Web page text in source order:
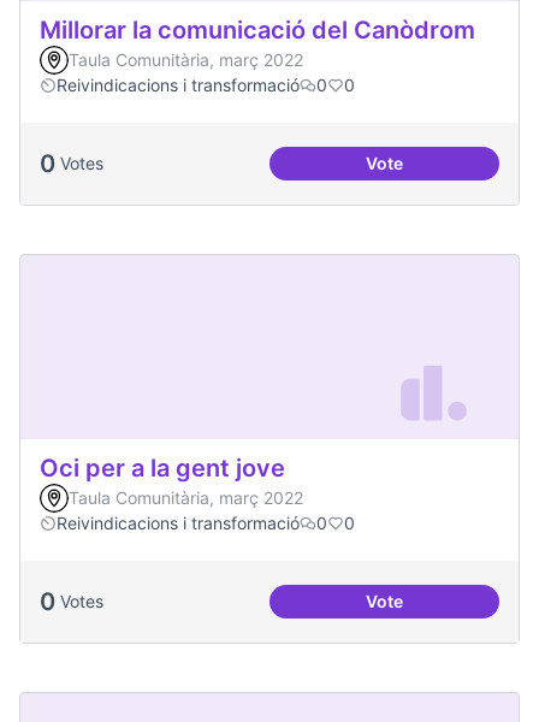
Millorar la comunicació del Canòdrom
Taula Comunitària, març 2022
Reivindicacions i transformació
0 0
0 Votes VoteMillorar la
Oci per a la gent jove
Taula Comunitària, març 2022
Reivindicacions i transformació
0 0
0 Votes VoteOci per a la gent